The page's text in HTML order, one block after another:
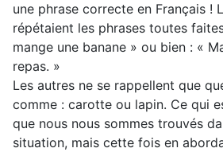
une phrase correcte en Français !
répétaient les phrases toutes
mange une banane » ou bien : «
repas. »
Les autres ne se rappellent que
comme : carotte ou lapin. Ce qui
que nous nous sommes trouvés
situation, mais cette fois en